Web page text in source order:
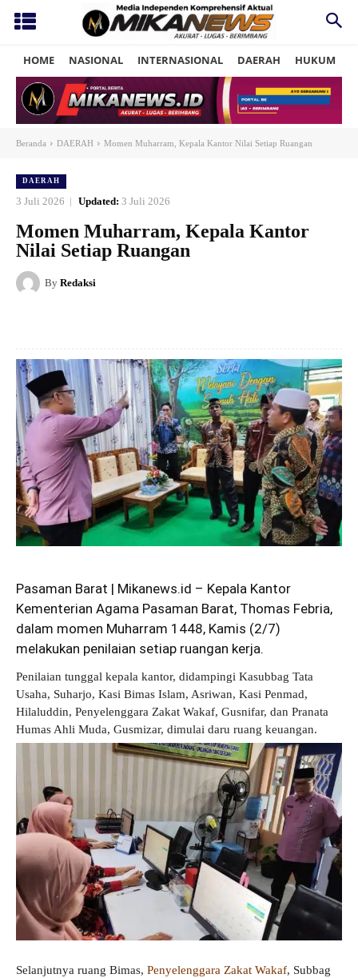
HOME NASIONAL INTERNASIONAL DAERAH HUKUM
Beranda DAERAH Momen Muharram, Kepala Kantor Nilai Setiap Ruangan
DAERAH
3 Juli 2026 Updated: 3 Juli 2026
Momen Muharram, Kepala Kantor
Nilai Setiap Ruangan
By Redaksi
Pasaman Barat | Mikanews.id – Kepala Kantor
Kementerian Agama Pasaman Barat, Thomas Febria,
dalam momen Muharram 1448, Kamis (2/7)
melakukan penilaian setiap ruangan kerja.
Penilaian tunggal kepala kantor, didampingi Kasubbag Tata
Usaha, Suharjo, Kasi Bimas Islam, Asriwan, Kasi Penmad,
Hilaluddin, Penyelenggara Zakat Wakaf, Gusnifar, dan Pranata
Humas Ahli Muda, Gusmizar, dimulai daru ruang keuangan.
Selanjutnya ruang Bimas, Penyelenggara Zakat Wakaf, Subbag